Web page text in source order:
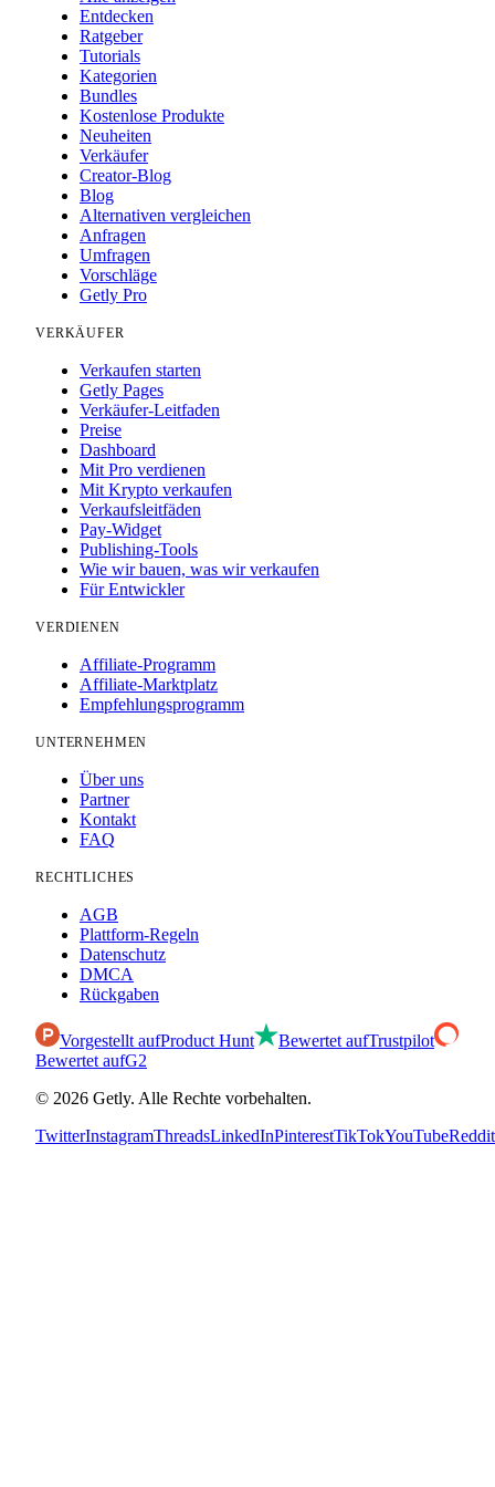
Entdecken
Ratgeber
Tutorials
Kategorien
Bundles
Kostenlose Produkte
Neuheiten
Verkäufer
Creator-Blog
Blog
Alternativen vergleichen
Anfragen
Umfragen
Vorschläge
Getly Pro
VERKÄUFER
Verkaufen starten
Getly Pages
Verkäufer-Leitfaden
Preise
Dashboard
Mit Pro verdienen
Mit Krypto verkaufen
Verkaufsleitfäden
Pay-Widget
Publishing-Tools
Wie wir bauen, was wir verkaufen
Für Entwickler
VERDIENEN
Affiliate-Programm
Affiliate-Marktplatz
Empfehlungsprogramm
UNTERNEHMEN
Über uns
Partner
Kontakt
FAQ
RECHTLICHES
AGB
Plattform-Regeln
Datenschutz
DMCA
Rückgaben
Vorgestellt aufProduct Hunt Bewertet aufTrustpilot
Bewertet aufG2
© 2026 Getly. Alle Rechte vorbehalten.
TwitterInstagramThreadsLinkedInPinterestTikTokYouTubeReddit